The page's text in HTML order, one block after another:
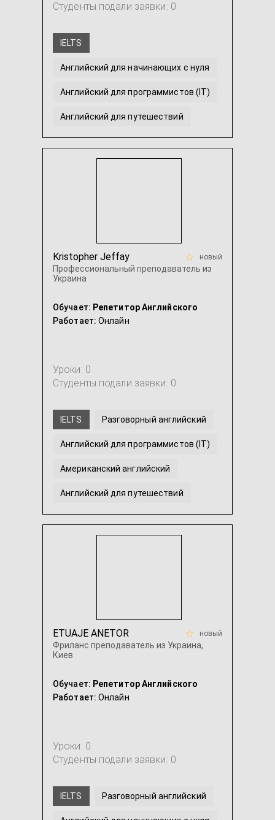
Студенты подали заявки: 0
IELTS
Английский для начинающих с нуля
Английский для программистов (IT)
Английский для путешествий
Разговорный английский
Kristopher Jeffay
Профессиональный преподаватель из
Украина
новый
Обучает: Репетитор Английского
Работает: Онлайн
Уроки: 0
Студенты подали заявки: 0
IELTS Разговорный английский
Английский для программистов (IT)
Американский английский
Английский для путешествий
TOEFL ...
ETUAJE ANETOR
Фриланс преподаватель из Украина,
Киев
новый
Обучает: Репетитор Английского
Работает: Онлайн
Уроки: 0
Студенты подали заявки: 0
IELTS Разговорный английский